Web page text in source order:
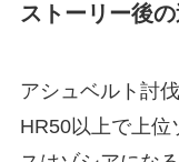
ストーリー後
アシュベルト討
HR50以上で上位